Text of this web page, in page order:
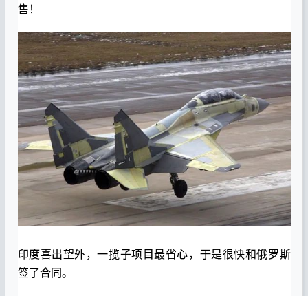
售！
印度喜出望外，一揽子项目最省心，于是很快和俄罗斯
签了合同。